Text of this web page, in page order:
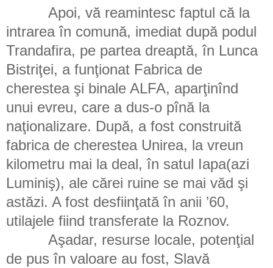
Apoi, vă reamintesc faptul că la
intrarea în comună, imediat după podul
Trandafira, pe partea dreaptă, în Lunca
Bistriţei, a funţionat Fabrica de
cherestea şi binale ALFA, aparţinînd
unui evreu, care a dus-o pînă la
naţionalizare. După, a fost construită
fabrica de cherestea Unirea, la vreun
kilometru mai la deal, în satul Iapa(azi
Luminiş), ale cărei ruine se mai văd şi
astăzi. A fost desfiinţată în anii ’60,
utilajele fiind transferate la Roznov.
Aşadar, resurse locale, potenţial
de pus în valoare au fost, Slavă